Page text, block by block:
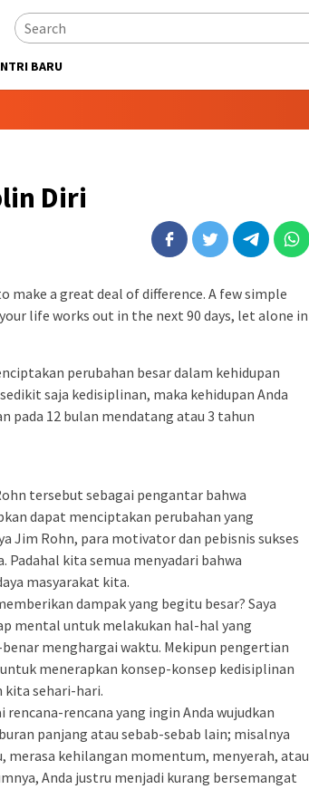
BARU
Diri
make a great deal of difference. A few simple
life works out in the next 90 days, let alone in
perubahan besar dalam kehidupan
saja kedisiplinan, maka kehidupan Anda
pada 12 bulan mendatang atau 3 tahun
tersebut sebagai pengantar bahwa
dapat menciptakan perubahan yang
Jim Rohn, para motivator dan pebisnis sukses
Padahal kita semua menyadari bahwa
masyarakat kita.
dampak yang begitu besar? Saya
mental untuk melakukan hal-hal yang
menghargai waktu. Mekipun pengertian
menerapkan konsep-konsep kedisiplinan
kita sehari-hari.
rencana yang ingin Anda wujudkan
panjang atau sebab-sebab lain; misalnya
merasa kehilangan momentum, menyerah, atau
Anda justru menjadi kurang bersemangat